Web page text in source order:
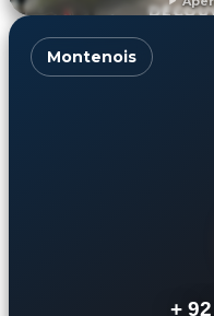
Montenois
+